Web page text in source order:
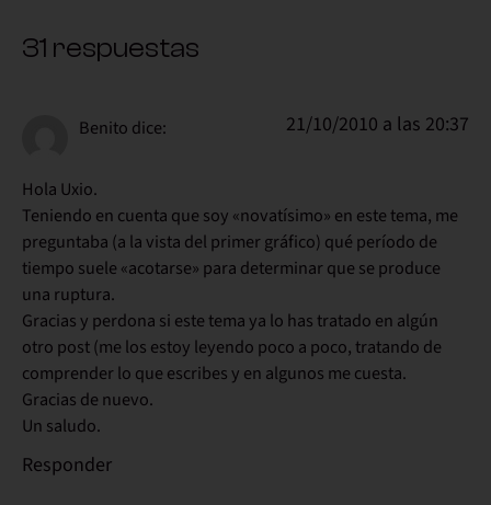
31 respuestas
Benito dice: 21/10/2010 a las 20:37
Hola Uxio.
Teniendo en cuenta que soy «novatísimo» en este tema, me
preguntaba (a la vista del primer gráfico) qué período de
tiempo suele «acotarse» para determinar que se produce
una ruptura.
Gracias y perdona si este tema ya lo has tratado en algún
otro post (me los estoy leyendo poco a poco, tratando de
comprender lo que escribes y en algunos me cuesta.
Gracias de nuevo.
Un saludo.
Responder